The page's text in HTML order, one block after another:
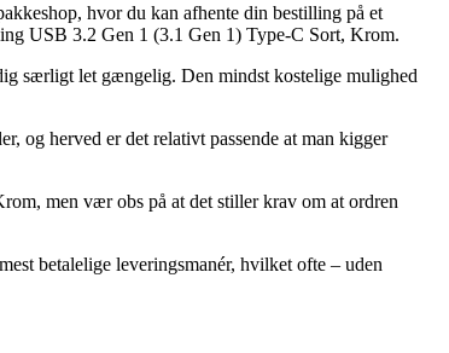
hvor du kan afhente din bestilling på et
USB 3.2 Gen 1 (3.1 Gen 1) Type-C Sort, Krom.
særligt let gængelig. Den mindst kostelige mulighed
og herved er det relativt passende at man kigger
men vær obs på at det stiller krav om at ordren
betalelige leveringsmanér, hvilket ofte – uden